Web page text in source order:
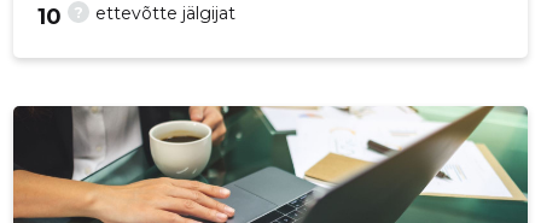
? ettevõtte jälgijat
10